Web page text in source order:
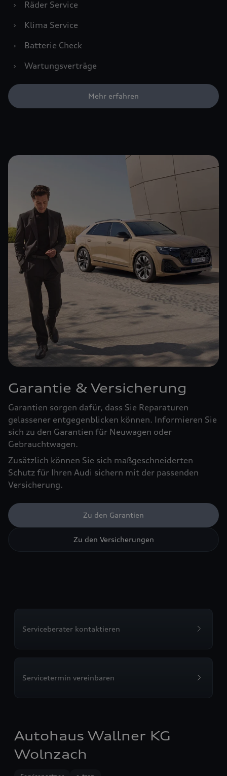
›
Räder Service
›
Klima Service
›
Batterie Check
›
Wartungsverträge
Mehr erfahren
Garantie & Versicherung
Garantien sorgen dafür, dass Sie Reparaturen
gelassener entgegenblicken können. Informieren Sie
sich zu den Garantien für Neuwagen oder
Gebrauchtwagen.
Zusätzlich können Sie sich maßgeschneiderten
Schutz für Ihren Audi sichern mit der passenden
Versicherung.
Zu den Garantien
Zu den Versicherungen
Serviceberater kontaktieren
Servicetermin vereinbaren
Autohaus Wallner KG
Wolnzach